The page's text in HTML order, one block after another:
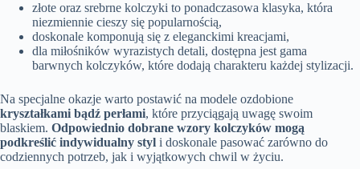
złote oraz srebrne kolczyki to ponadczasowa klasyka, która
niezmiennie cieszy się popularnością,
doskonale komponują się z eleganckimi kreacjami,
dla miłośników wyrazistych detali, dostępna jest gama
barwnych kolczyków, które dodają charakteru każdej stylizacji.
Na specjalne okazje warto postawić na modele ozdobione
kryształkami bądź perłami, które przyciągają uwagę swoim
blaskiem. Odpowiednio dobrane wzory kolczyków mogą
podkreślić indywidualny styl i doskonale pasować zarówno do
codziennych potrzeb, jak i wyjątkowych chwil w życiu.